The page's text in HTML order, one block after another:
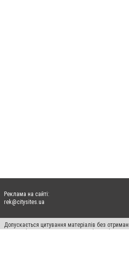
Реклама на сайті:
rek@citysites.ua
Допускається цитування матеріалів без
систем гіперпосилання на цитовані статті не